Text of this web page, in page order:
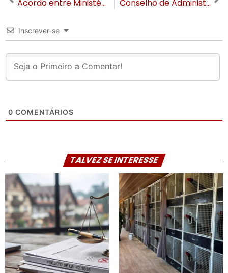
Acordo entre Ministério Público e Skyglass Canela prevê indenização de 337 mil reais para reparação de danos ambientais Conselho de Administração da Gramadotur celebra recordes e projeta ações para 2026
Inscrever-se
0 COMENTÁRIOS
TALVEZ SE INTERESSE